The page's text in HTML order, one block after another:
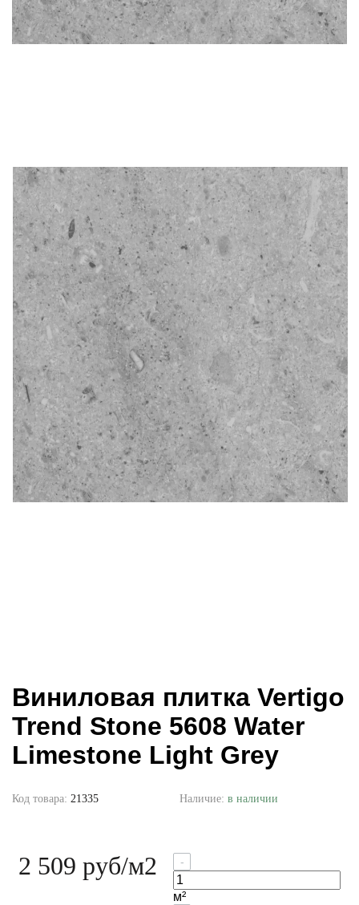
Виниловая плитка Vertigo
Trend Stone 5608 Water
Limestone Light Grey
Код товара: 21335 Наличие: в наличии
2 509 руб/м2 -
м²